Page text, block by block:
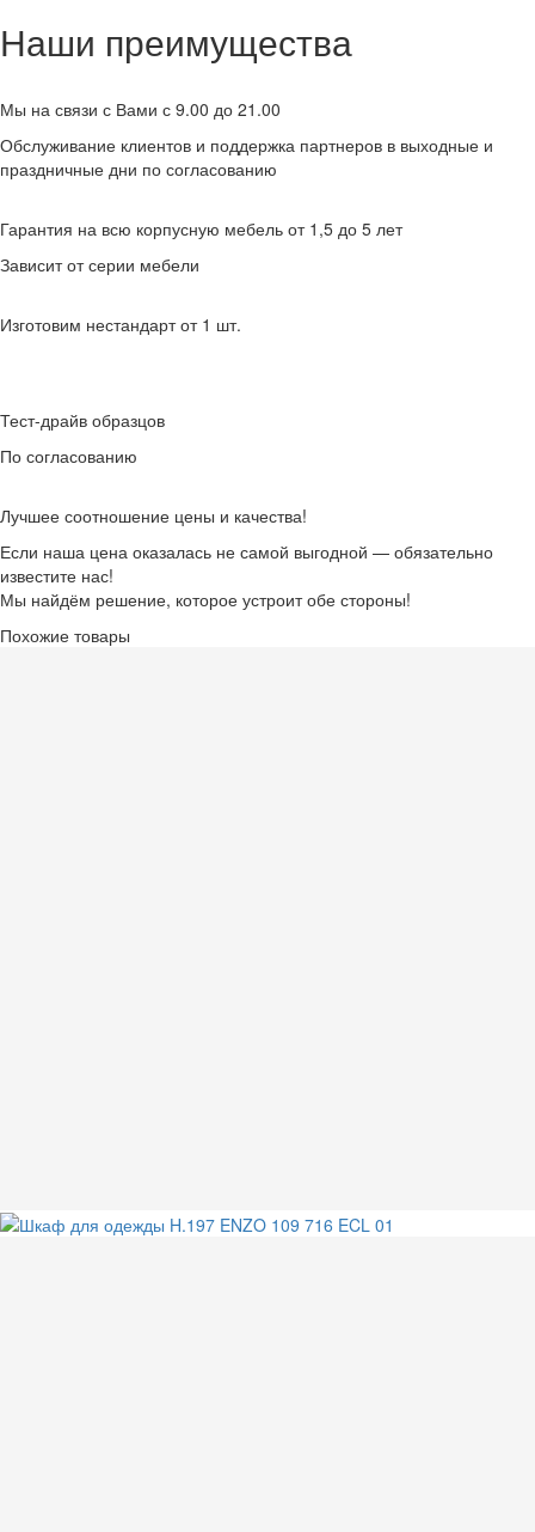
Наши преимущества
Мы на связи с Вами с 9.00 до 21.00
Обслуживание клиентов и поддержка партнеров в выходные и
праздничные дни по согласованию
Гарантия на всю корпусную мебель от 1,5 до 5 лет
Зависит от серии мебели
Изготовим нестандарт от 1 шт.
Тест-драйв образцов
По согласованию
Лучшее соотношение цены и качества!
Если наша цена оказалась не самой выгодной — обязательно
известите нас!
Мы найдём решение, которое устроит обе стороны!
Похожие товары